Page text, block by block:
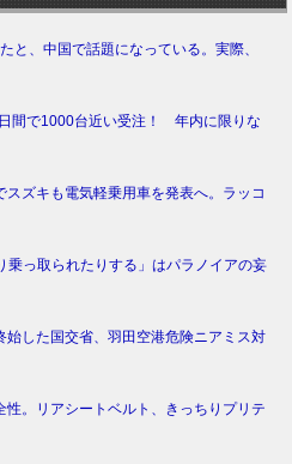
と、中国で話題になっている。実際、
間で1000台近い受注！ 年内に限りな
ズキも電気軽乗用車を発表へ。ラッコ
乗っ取られたりする」はパラノイアの妄
した国交省、羽田空港危険ニアミス対
。リアシートベルト、きっちりプリテ